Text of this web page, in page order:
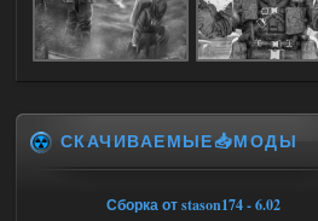
17:25
Stalker-Mods-Clan-su
Доступно только для пользователей
Объединенный Пак 2 + OGSR +
STCoP WP 3.4
СКАЧИВАЕМЫЕ📥МОДЫ
Сборка от stason174 - 6.02